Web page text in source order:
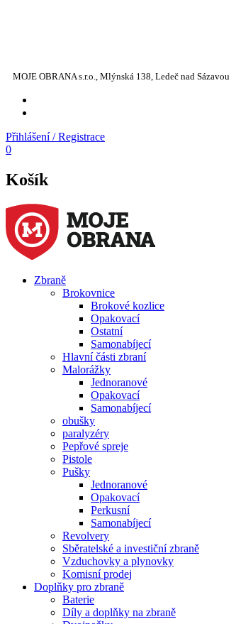
MOJE OBRANA s.r.o., Mlýnská 138, Ledeč nad Sázavou
Přihlášení / Registrace
0
Košík
Zbraně
Brokovnice
Brokové kozlice
Opakovací
Ostatní
Samonabíjecí
Hlavní části zbraní
Malorážky
Jednoranové
Opakovací
Samonabíjecí
obušky
paralyzéry
Pepřové spreje
Pistole
Pušky
Jednoranové
Opakovací
Perkusní
Samonabíjecí
Revolvery
Sběratelské a investiční zbraně
Vzduchovky a plynovky
Komisní prodej
Doplňky pro zbraně
Baterie
Díly a doplňky na zbraně